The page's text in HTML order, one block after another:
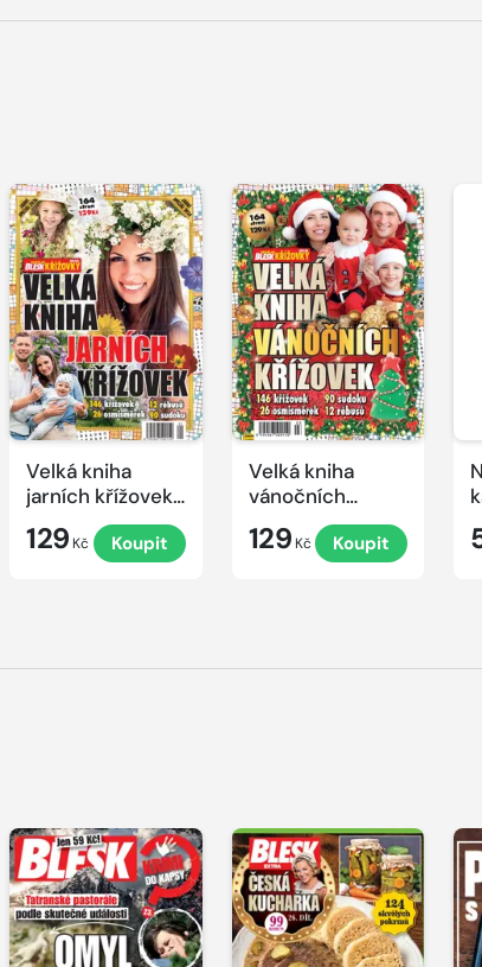
Velká kniha
jarních křížovek
129 Kč Koupit
Velká kniha
vánočních
křížovek 2025
129 Kč Koupit